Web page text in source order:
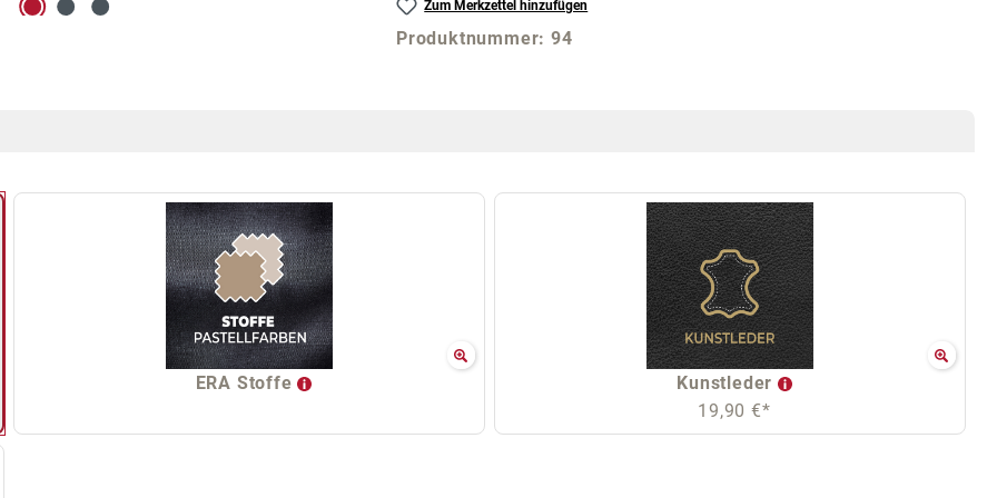
Zum Merkzettel hinzufügen
Produktnummer:94
ERA Stoffe
Kunstleder
19,90 €*